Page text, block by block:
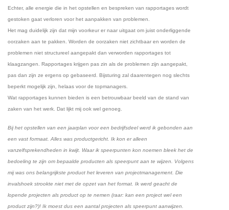
Echter, alle energie die in het opstellen en bespreken van rapportages wordt
gestoken gaat verloren voor het aanpakken van problemen.
Het mag duidelijk zijn dat mijn voorkeur er naar uitgaat om juist onderliggende
oorzaken aan te pakken. Worden de oorzaken niet zichtbaar en worden de
problemen niet structureel aangepakt dan verworden rapportages tot
klaagzangen. Rapportages krijgen pas zin als de problemen zijn aangepakt,
pas dan zijn ze ergens op gebaseerd. Bijsturing zal daarentegen nog slechts
beperkt mogelijk zijn, helaas voor de topmanagers.
Wat rapportages kunnen bieden is een betrouwbaar beeld van de stand van
zaken van het werk. Dat lijkt mij ook wel genoeg.
Bij het opstellen van een jaarplan voor een bedrijfsdeel werd ik gebonden aan
een vast formaat. Alles was productgericht. Ik kon er alleen
vanzelfsprekendheden in kwijt. Waar ik speerpunten kon noemen bleek het de
bedoeling te zijn om bepaalde producten als speerpunt aan te wijzen. Volgens
mij was ons belangrijkste product het leveren van projectmanagement. Die
invalshoek strookte niet met de opzet van het format. Ik werd geacht de
lopende projecten als product op te nemen (raar: kan een project wel een
product zijn?)! Ik moest dus een aantal projecten als speerpunt aanwijzen.